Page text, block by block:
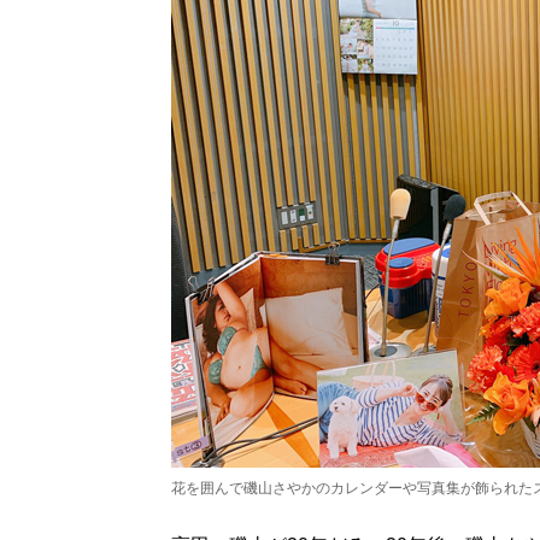
花を囲んで磯山さやかのカレンダーや写真集が飾られた